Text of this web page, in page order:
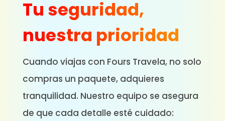
Tu seguridad,
nuestra prioridad
Cuando viajas con Fours Travela, no solo
compras un paquete, adquieres
tranquilidad. Nuestro equipo se asegura
de que cada detalle esté cuidado: